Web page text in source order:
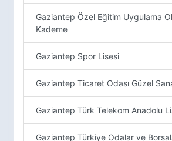
Gaziantep Özel Eğitim Uygulama
Kademe
Gaziantep Spor Lisesi
Gaziantep Ticaret Odası Güzel
Gaziantep Türk Telekom Anadolu
Gaziantep Türkiye Odalar ve